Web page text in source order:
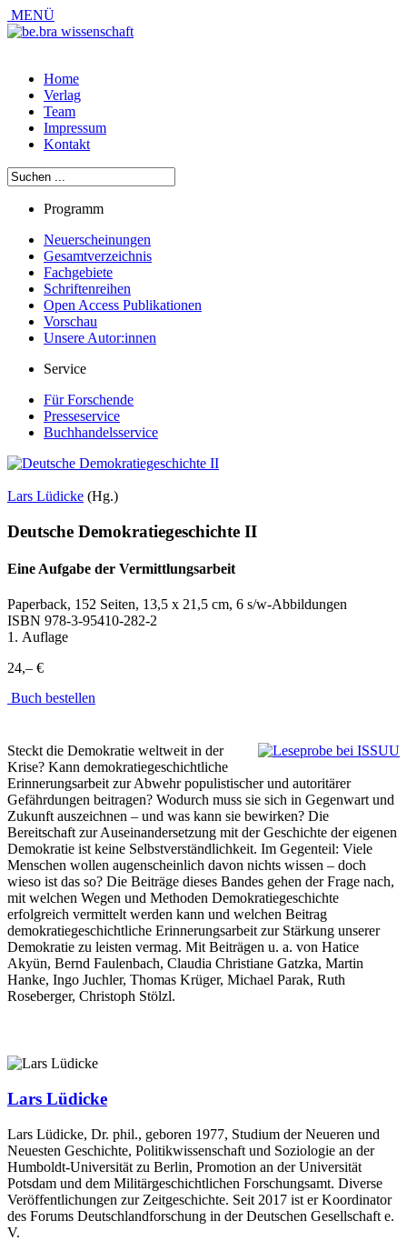
MENÜ
Home
Verlag
Team
Impressum
Kontakt
Programm
Neuerscheinungen
Gesamtverzeichnis
Fachgebiete
Schriftenreihen
Open Access Publikationen
Vorschau
Unsere Autor:innen
Service
Für Forschende
Presseservice
Buchhandelsservice
Lars Lüdicke (Hg.)
Deutsche Demokratiegeschichte II
Eine Aufgabe der Vermittlungsarbeit
Paperback, 152 Seiten, 13,5 x 21,5 cm, 6 s/w-Abbildungen
ISBN 978-3-95410-282-2
1. Auflage
24,– €
Buch bestellen
Steckt die Demokratie weltweit in der
Krise? Kann demokratiegeschichtliche
Erinnerungsarbeit zur Abwehr populistischer und autoritärer
Gefährdungen beitragen? Wodurch muss sie sich in Gegenwart und
Zukunft auszeichnen – und was kann sie bewirken? Die
Bereitschaft zur Auseinandersetzung mit der Geschichte der eigenen
Demokratie ist keine Selbstverständlichkeit. Im Gegenteil: Viele
Menschen wollen augenscheinlich davon nichts wissen – doch
wieso ist das so? Die Beiträge dieses Bandes gehen der Frage nach,
mit welchen Wegen und Methoden Demokratiegeschichte
erfolgreich vermittelt werden kann und welchen Beitrag
demokratiegeschichtliche Erinnerungsarbeit zur Stärkung unserer
Demokratie zu leisten vermag. Mit Beiträgen u. a. von Hatice
Akyün, Bernd Faulenbach, Claudia Christiane Gatzka, Martin
Hanke, Ingo Juchler, Thomas Krüger, Michael Parak, Ruth
Roseberger, Christoph Stölzl.
Lars Lüdicke
Lars Lüdicke, Dr. phil., geboren 1977, Studium der Neueren und
Neuesten Geschichte, Politikwissenschaft und Soziologie an der
Humboldt-Universität zu Berlin, Promotion an der Universität
Potsdam und dem Militärgeschichtlichen Forschungsamt. Diverse
Veröffentlichungen zur Zeitgeschichte. Seit 2017 ist er Koordinator
des Forums Deutschlandforschung in der Deutschen Gesellschaft e.
V.